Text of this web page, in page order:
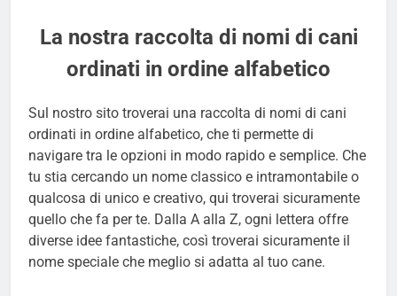
La nostra raccolta di nomi di cani
ordinati in ordine alfabetico
Sul nostro sito troverai una raccolta di nomi di cani
ordinati in ordine alfabetico, che ti permette di
navigare tra le opzioni in modo rapido e semplice. Che
tu stia cercando un nome classico e intramontabile o
qualcosa di unico e creativo, qui troverai sicuramente
quello che fa per te. Dalla A alla Z, ogni lettera offre
diverse idee fantastiche, così troverai sicuramente il
nome speciale che meglio si adatta al tuo cane.